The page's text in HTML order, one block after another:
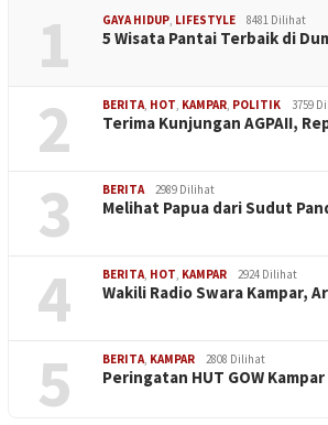
1 GAYA HIDUP LIFESTYLE 8481 Dilihat
5 Wisata Pantai Terbaik di
2 BERITA HOT KAMPAR POLITIK 3759
Terima Kunjungan AGPAII,
3 BERITA 2989 Dilihat
Melihat Papua dari Sudut
4 BERITA HOT KAMPAR 2924 Dilihat
Wakili Radio Swara Kampar,
5 BERITA KAMPAR 2808 Dilihat
Peringatan HUT GOW